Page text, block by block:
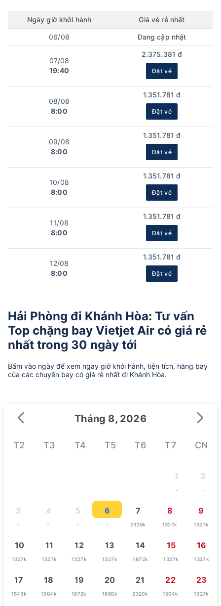
Ngày giờ khởi hành Giá vé rẻ nhất
06/08 Đang cập nhật
07/08
19:40
2.375.381 đ
Đặt vé
08/08
8:00
1.351.781 đ
Đặt vé
09/08
8:00
1.351.781 đ
Đặt vé
10/08
8:00
1.351.781 đ
Đặt vé
11/08
8:00
1.351.781 đ
Đặt vé
12/08
8:00
1.351.781 đ
Đặt vé
Hải Phòng đi Khánh Hòa: Tư vấn
Top chặng bay Vietjet Air có giá rẻ
nhất trong 30 ngày tới
Bấm vào ngày để xem ngay giờ khởi hành, tiện tích, hãng bay
của các chuyến bay có giá rẻ nhất đi Khánh Hòa.
Tháng 8, 2026
T2 T3 T4 T5 T6 T7 CN
1
-
2
-
3
-
4
-
5
-
6
-
7
2320k
8
1327k
9
1327k
10
1327k
11
1327k
12
1327k
13
1327k
14
1672k
15
1327k
16
1327k
17
1543k
18
1504k
19
1672k
20
1880k
21
2320k
22
1504k
23
1327k